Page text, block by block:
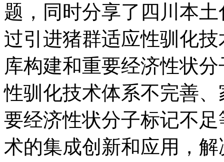
题，同时分享了四川本
过引进猪群适应性驯化
库构建和重要经济性状
性驯化技术体系不完善
要经济性状分子标记不
术的集成创新和应用，